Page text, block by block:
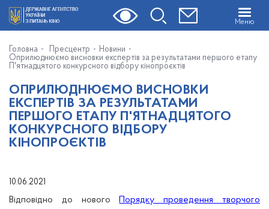
Меню
Головна Пресцентр
Новини
Оприлюднюємо висновки експертів за результатами першого етапу
П'ятнадцятого конкурсного відбору кінопроєктів
ОПРИЛЮДНЮЄМО ВИСНОВКИ
ЕКСПЕРТІВ ЗА РЕЗУЛЬТАТАМИ
ПЕРШОГО ЕТАПУ П'ЯТНАДЦЯТОГО
КОНКУРСНОГО ВІДБОРУ
КІНОПРОЄКТІВ
10.06.2021
Відповідно до нового
Порядку проведення творчого